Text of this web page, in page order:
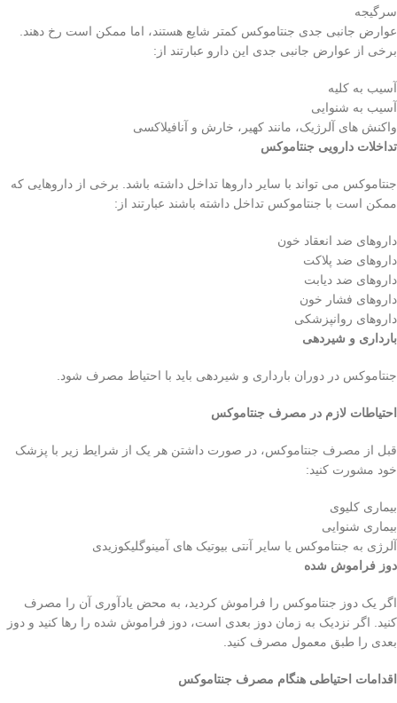
سرگیجه
عوارض جانبی جدی جنتاموکس کمتر شایع هستند، اما ممکن است رخ دهند.
برخی از عوارض جانبی جدی این دارو عبارتند از:
آسیب به کلیه
آسیب به شنوایی
واکنش های آلرژیک، مانند کهیر، خارش و آنافیلاکسی
تداخلات دارویی جنتاموکس
جنتاموکس می تواند با سایر داروها تداخل داشته باشد. برخی از داروهایی که
ممکن است با جنتاموکس تداخل داشته باشند عبارتند از:
داروهای ضد انعقاد خون
داروهای ضد پلاکت
داروهای ضد دیابت
داروهای فشار خون
داروهای روانپزشکی
بارداری و شیردهی
جنتاموکس در دوران بارداری و شیردهی باید با احتیاط مصرف شود.
احتیاطات لازم در مصرف جنتاموکس
قبل از مصرف جنتاموکس، در صورت داشتن هر یک از شرایط زیر با پزشک
خود مشورت کنید:
بیماری کلیوی
بیماری شنوایی
آلرژی به جنتاموکس یا سایر آنتی بیوتیک های آمینوگلیکوزیدی
دوز فراموش شده
اگر یک دوز جنتاموکس را فراموش کردید، به محض یادآوری آن را مصرف
کنید. اگر نزدیک به زمان دوز بعدی است، دوز فراموش شده را رها کنید و دوز
بعدی را طبق معمول مصرف کنید.
اقدامات احتیاطی هنگام مصرف جنتاموکس